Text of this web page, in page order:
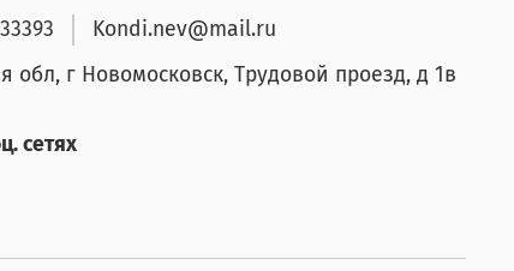
Kondi.nev@mail.ru
обл, г Новомосковск, Трудовой проезд, д 1в
сетях